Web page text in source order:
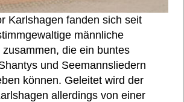
Karlshagen fanden sich seit
männliche
die ein buntes
und Seemannsliedern
können. Geleitet wird der
allerdings von einer